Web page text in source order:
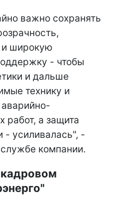
важно сохранять
и широкую
- чтобы
и дальше
технику и
работ, а защита
- усиливалась", -
компании.
кадровом